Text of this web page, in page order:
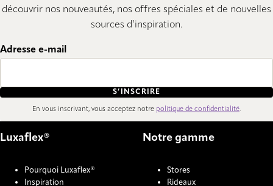
découvrir nos nouveautés, nos offres spéciales et de nouvelles
sources d’inspiration.
Adresse e-mail
S’INSCRIRE
En vous inscrivant, vous acceptez notre politique de confidentialité.
Luxaflex®
Pourquoi Luxaflex®
Inspiration
Notre gamme
Stores
Rideaux